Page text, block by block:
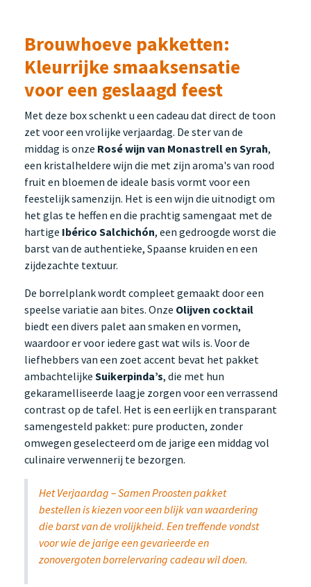
Brouwhoeve pakketten:
Kleurrijke smaaksensatie
voor een geslaagd feest
Met deze box schenkt u een cadeau dat direct de toon
zet voor een vrolijke verjaardag. De ster van de
middag is onze Rosé wijn van Monastrell en Syrah,
een kristalheldere wijn die met zijn aroma's van rood
fruit en bloemen de ideale basis vormt voor een
feestelijk samenzijn. Het is een wijn die uitnodigt om
het glas te heffen en die prachtig samengaat met de
hartige Ibérico Salchichón, een gedroogde worst die
barst van de authentieke, Spaanse kruiden en een
zijdezachte textuur.
De borrelplank wordt compleet gemaakt door een
speelse variatie aan bites. Onze Olijven cocktail
biedt een divers palet aan smaken en vormen,
waardoor er voor iedere gast wat wils is. Voor de
liefhebbers van een zoet accent bevat het pakket
ambachtelijke Suikerpinda’s, die met hun
gekaramelliseerde laagje zorgen voor een verrassend
contrast op de tafel. Het is een eerlijk en transparant
samengesteld pakket: pure producten, zonder
omwegen geselecteerd om de jarige een middag vol
culinaire verwennerij te bezorgen.
Het Verjaardag – Samen Proosten pakket
bestellen is kiezen voor een blijk van waardering
die barst van de vrolijkheid. Een treffende vondst
voor wie de jarige een gevarieerde en
zonovergoten borrelervaring cadeau wil doen.